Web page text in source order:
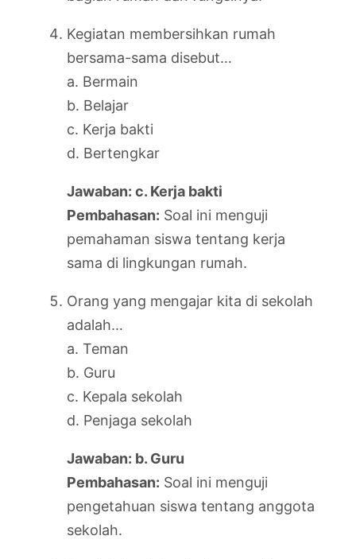
Kegiatan membersihkan rumah
bersama-sama disebut…
a. Bermain
b. Belajar
c. Kerja bakti
d. Bertengkar
Jawaban: c. Kerja bakti
Pembahasan: Soal ini menguji
pemahaman siswa tentang kerja
sama di lingkungan rumah.
Orang yang mengajar kita di sekolah
adalah…
a. Teman
b. Guru
c. Kepala sekolah
d. Penjaga sekolah
Jawaban: b. Guru
Pembahasan: Soal ini menguji
pengetahuan siswa tentang anggota
sekolah.